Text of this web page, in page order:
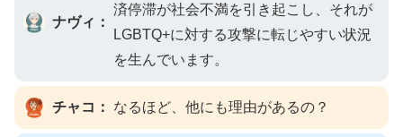
ナヴィ：
済停滞が社会不満を引き起こし、それが
LGBTQ+に対する攻撃に転じやすい状況
を生んでいます。
チャコ： なるほど、他にも理由があるの？